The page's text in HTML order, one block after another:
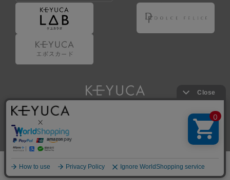
Copyright © KAWAJUN Co., Ltd. All Rights Reserved.